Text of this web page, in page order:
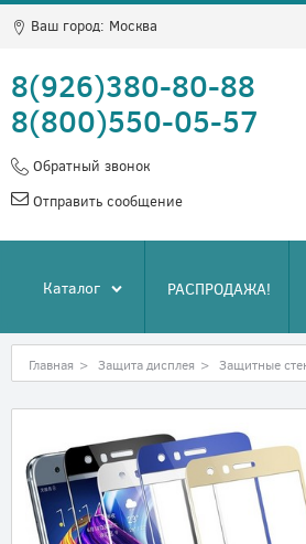
Ваш город: Москва
8(926)380-80-88
8(800)550-05-57
Обратный звонок
Отправить сообщение
Каталог РАСПРОДАЖА!
Главная > Защита дисплея > Защитные